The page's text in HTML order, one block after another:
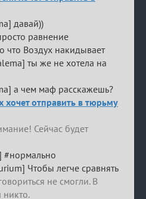
давай))
равнение
что Воздух накидывает
ты же не хотела на
а чем маф расскажешь?
хочет отправить в тюрьму
Сейчас будет
#нормально
Чтобы легче сравнять
не смогли. В
никто.